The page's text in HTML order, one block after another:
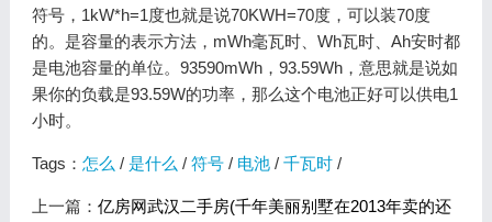
符号，1kW*h=1度也就是说70KWH=70度，可以装70度
的。是容量的表示方法，mWh毫瓦时、Wh瓦时、Ah安时都
是电池容量的单位。93590mWh，93.59Wh，意思就是说如
果你的负载是93.59W的功率，那么这个电池正好可以供电1
小时。
Tags： 怎么 / 是什么 / 符号/ 电池/ 千瓦时/
上一篇： 亿房网武汉二手房(千年美丽别墅在2013年卖的还